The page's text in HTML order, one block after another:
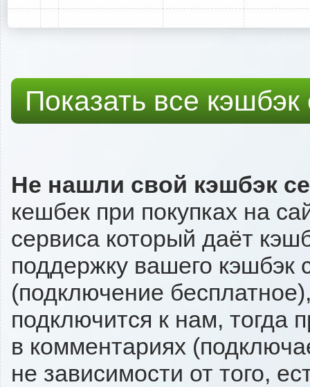
Показать все
Не нашли свой кэшбэк
кешбек при покупках на
сервиса который даёт
поддержку вашего кэшбэк
(подключение
подключится к нам, тогда
в комментариях
не зависимости от того,